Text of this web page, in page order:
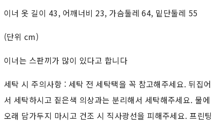
이너 옷 길이 43, 어깨너비 23, 가슴둘레 64, 밑단둘레 55
(단위 cm)
이너는 스판끼가 많이 있다고 합니다
세탁 시 주의사항 : 세탁 전 세탁택을 꼭 참고해주세요. 뒤집어
서 세탁하시고 짙은색 의상과는 분리해서 세탁해주세요. 물에
오래 담가두지 마시고 건조 시 직사광선을 피해주세요. 프린팅